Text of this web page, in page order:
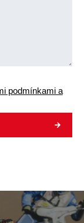
podmínkami a